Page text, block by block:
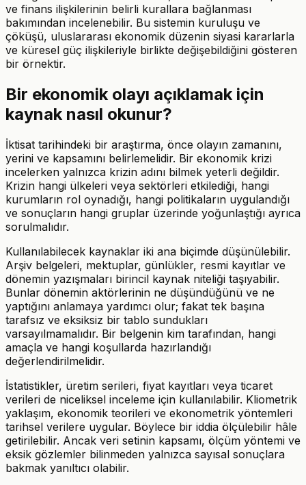
ve finans ilişkilerinin belirli kurallara bağlanması
bakımından incelenebilir. Bu sistemin kuruluşu ve
çöküşü, uluslararası ekonomik düzenin siyasi kararlarla
ve küresel güç ilişkileriyle birlikte değişebildiğini gösteren
bir örnektir.
Bir ekonomik olayı açıklamak için
kaynak nasıl okunur?
İktisat tarihindeki bir araştırma, önce olayın zamanını,
yerini ve kapsamını belirlemelidir. Bir ekonomik krizi
incelerken yalnızca krizin adını bilmek yeterli değildir.
Krizin hangi ülkeleri veya sektörleri etkilediği, hangi
kurumların rol oynadığı, hangi politikaların uygulandığı
ve sonuçların hangi gruplar üzerinde yoğunlaştığı ayrıca
sorulmalıdır.
Kullanılabilecek kaynaklar iki ana biçimde düşünülebilir.
Arşiv belgeleri, mektuplar, günlükler, resmi kayıtlar ve
dönemin yazışmaları birincil kaynak niteliği taşıyabilir.
Bunlar dönemin aktörlerinin ne düşündüğünü ve ne
yaptığını anlamaya yardımcı olur; fakat tek başına
tarafsız ve eksiksiz bir tablo sundukları
varsayılmamalıdır. Bir belgenin kim tarafından, hangi
amaçla ve hangi koşullarda hazırlandığı
değerlendirilmelidir.
İstatistikler, üretim serileri, fiyat kayıtları veya ticaret
verileri de niceliksel inceleme için kullanılabilir. Kliometrik
yaklaşım, ekonomik teorileri ve ekonometrik yöntemleri
tarihsel verilere uygular. Böylece bir iddia ölçülebilir hâle
getirilebilir. Ancak veri setinin kapsamı, ölçüm yöntemi ve
eksik gözlemler bilinmeden yalnızca sayısal sonuçlara
bakmak yanıltıcı olabilir.